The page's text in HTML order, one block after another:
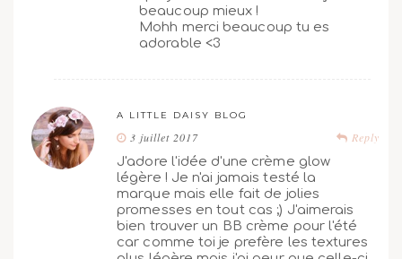
beaucoup mieux !
Mohh merci beaucoup tu es
adorable <3
A LITTLE DAISY BLOG
Reply
3 juillet 2017
J'adore l'idée d'une crème glow
légère ! Je n'ai jamais testé la
marque mais elle fait de jolies
promesses en tout cas ;) J'aimerais
bien trouver un BB crème pour l'été
car comme toi je prefère les textures